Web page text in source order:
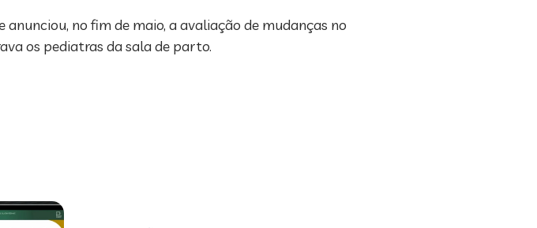
no fim de maio, a avaliação de mudanças no
os pediatras da sala de parto.